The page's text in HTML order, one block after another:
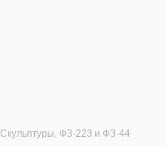
Скульптуры, ФЗ-223 и ФЗ-44